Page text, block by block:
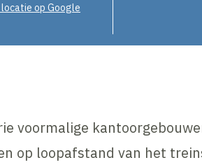
locatie op Google
voormalige
op loopafstand van het